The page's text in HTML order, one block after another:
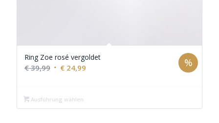
Ring Zoe rosé vergoldet
€39,99 Ursprünglicher
€ 39,99
€24,99Aktueller
%
Ausführung wählen